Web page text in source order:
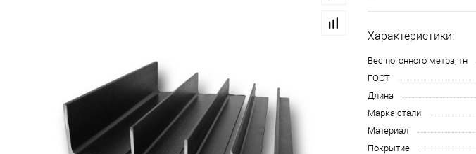
Характеристики:
Вес погонного метра, тн
ГОСТ
Длина
Марка стали
Материал
Покрытие